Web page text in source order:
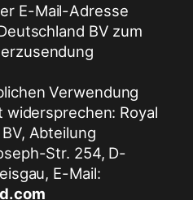
E-Mail-Adresse
BV zum
Verwendung
Royal
Abteilung
Str. 254, D-
E-Mail: